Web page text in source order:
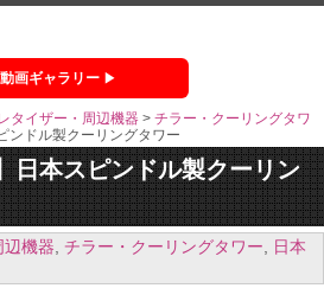
動画ギャラリー
タイザー・周辺機器 > チラー・クーリングタワ
ンドル製クーリングタワー
日本スピンドル製クーリン
機器, チラー・クーリングタワー, 日本